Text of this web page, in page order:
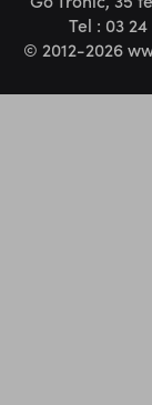
Tel : 03
© 2012-2026